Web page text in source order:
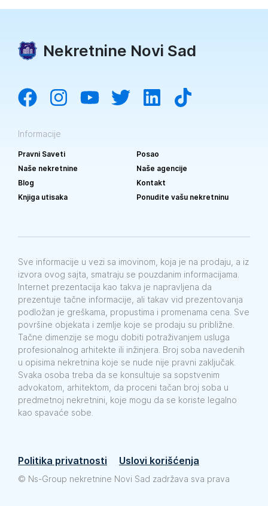
Nekretnine Novi Sad
Informacije
Pravni Saveti
Posao
Naše nekretnine
Naše agencije
Blog
Kontakt
Knjiga utisaka
Ponudite vašu nekretninu
Sve informacije u vezi sa imovinom, koja je na prodaju, a iz
izvora ovog sajta, smatraju se pouzdanim informacijama.
Internet prezentacija kao takva je napravljena da
prezentuje tačne informacije, ali takav vid prezentovanja
podložan je greškama, propustima i promenama cena. Sve
površine objekata i zemlje koje se prodaju su približne.
Tačne dimenzije se mogu dobiti potraživanjem usluga
profesionalnog arhitekte ili inžinjera. Broj soba navedenih
u opisima nekretnina koje se nude nije pravni zaključak.
Svaka osoba treba da se konsultuje sa sopstvenim
advokatom, arhitektom, da proceni tačan broj soba u
predmetnoj nekretnini, koje mogu da se koriste legalno
kao spavaće sobe.
Politika privatnosti Uslovi korišćenja
© Ns-Group nekretnine Novi Sad zadržava sva prava